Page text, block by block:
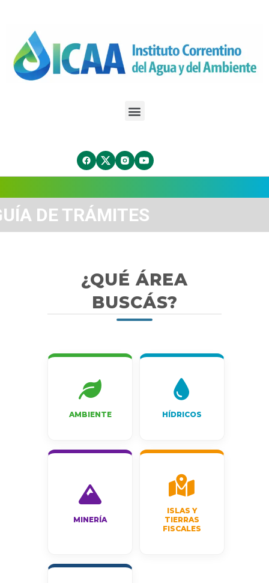
DE TRÁMITES
¿QUÉ ÁREA
BUSCÁS?
AMBIENTE HÍDRICOS
MINERÍA
ISLAS Y
TIERRAS
FISCALES